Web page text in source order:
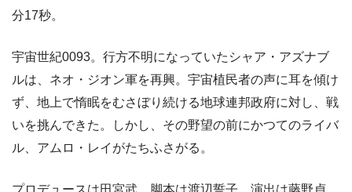
分17秒。
宇宙世紀0093。行方不明になっていたシャア・アズナブ
ルは、ネオ・ジオン軍を再興。宇宙植民者の声に耳を傾け
ず、地上で惰眠をむさぼり続ける地球連邦政府に対し、戦
いを挑んできた。しかし、その野望の前にかつてのライバ
ル、アムロ・レイがたちふさがる。
プロデュースは田宮武、脚本は渡辺誓子、演出は藤野貞